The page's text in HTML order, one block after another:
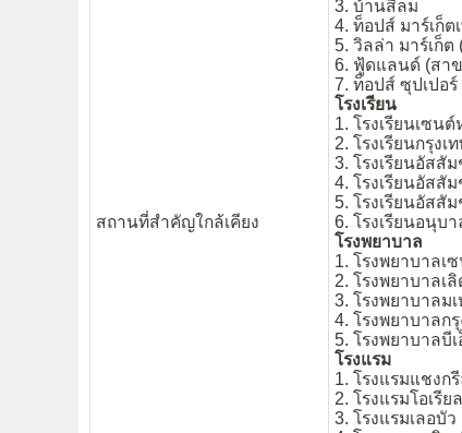
สถานที่สำคัญใกล้เคียง
3. บ้านสีลม
4. ท็อปส์ มาร์เก็
5. วิลล่า มาร์เก็
6. ฟู้ดแลนด์ (สา
7. ท็อปส์ ซุปเปอ
โรงเรียน
1. โรงเรียนเซน
2. โรงเรียนกรุงเ
3. โรงเรียนอัสสั
4. โรงเรียนอัสสั
5. โรงเรียนอัส
6. โรงเรียนอนุบ
โรงพยาบาล
1. โรงพยาบาลเ
2. โรงพยาบาลเ
3. โรงพยาบาลม
4. โรงพยาบาลก
5. โรงพยาบาลบีเ
โรงแรม
1. โรงแรมแชงก
2. โรงแรมโอเรีย
3. โรงแรมเลอบัว